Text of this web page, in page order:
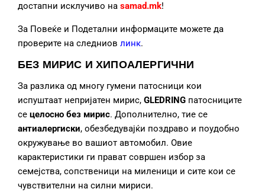
достапни исклучиво на samad.mk!
За Повеќе и Подетални информаците можете да
проверите на следниов линк.
БЕЗ МИРИС И ХИПОАЛЕРГИЧНИ
За разлика од многу гумени патосници кои
испуштаат непријатен мирис, GLEDRING патосниците
се целосно без мирис. Дополнително, тие се
антиалергиски, обезбедувајќи поздраво и поудобно
окружување во вашиот автомобил. Овие
карактеристики ги прават совршен избор за
семејства, сопственици на миленици и сите кои се
чувствителни на силни мириси.